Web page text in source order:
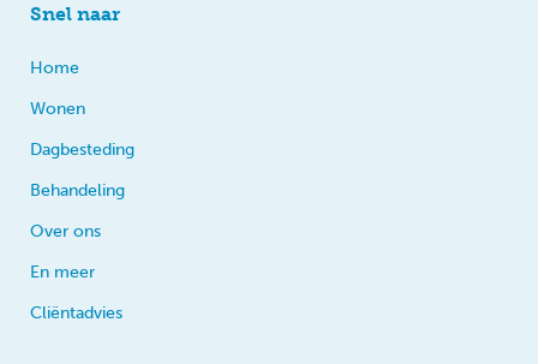
Snel naar
Home
Wonen
Dagbesteding
Behandeling
Over ons
En meer
Cliëntadvies